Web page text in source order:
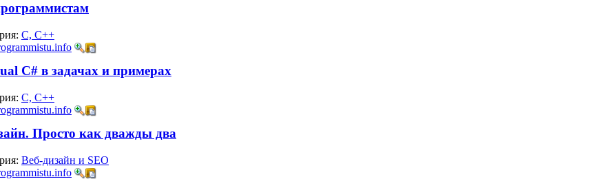
C, C++
C# в задачах и примерах
C, C++
Просто как дважды два
Веб-дизайн и SEO